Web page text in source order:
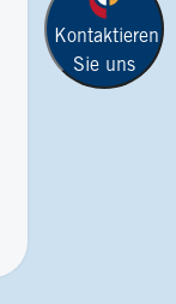
Kontaktieren
Sie uns